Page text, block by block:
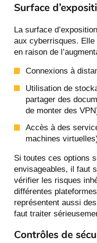
Surface
La surface
aux cyberrisques. Elle
en raison de
Connexions à
Utilisation de
partager des
de monter des
Accès à des
machines
Si toutes ces options
envisageables, il faut
vérifier les risques
différentes
représentent aussi
faut traiter
Contrôles de